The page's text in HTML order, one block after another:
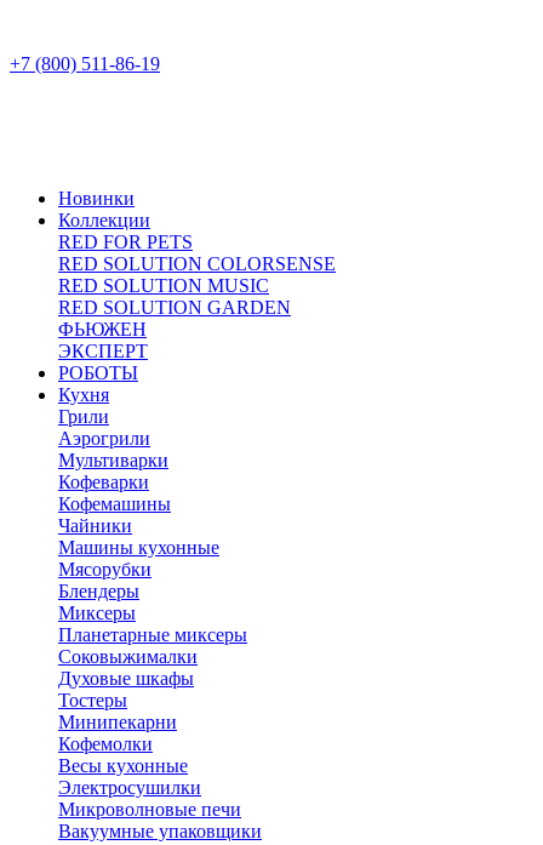
+7 (800) 511-86-19
Новинки
Коллекции
RED FOR PETS
RED SOLUTION COLORSENSE
RED SOLUTION MUSIC
RED SOLUTION GARDEN
ФЬЮЖЕН
ЭКСПЕРТ
РОБОТЫ
Кухня
Грили
Аэрогрили
Мультиварки
Кофеварки
Кофемашины
Чайники
Машины кухонные
Мясорубки
Блендеры
Миксеры
Планетарные миксеры
Соковыжималки
Духовые шкафы
Тостеры
Минипекарни
Кофемолки
Весы кухонные
Электросушилки
Микроволновые печи
Вакуумные упаковщики